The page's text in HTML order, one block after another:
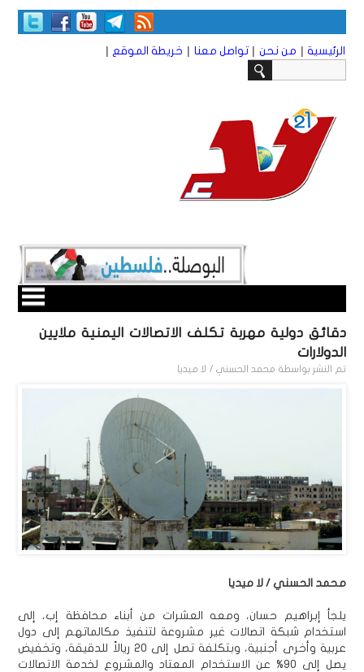
الرئيسية | من نحن | تواصل معنا | خريطة الموقع |
دقائق دولية مهربة تكلف الاتصالات اليمنية ملايين
الدولارات
تم النشر بواسطة محمد الحسني / لا ميديا
محمد الحسني / لا ميديا
يلجأ إبراهيم حسان، ومعه العشرات من أبناء محافظة إب، إلى
استخدام شبكة اتصالات غير مشروعة لتنفيذ مكالماتهم إلى دول
عربية وأخرى أجنبية، وبتكلفة تصل إلى 20 ريالاً للدقيقة، وتخفيض
يصل إلى 90% عن الاستخدام المعتاد والمشروع لخدمة الاتصالات